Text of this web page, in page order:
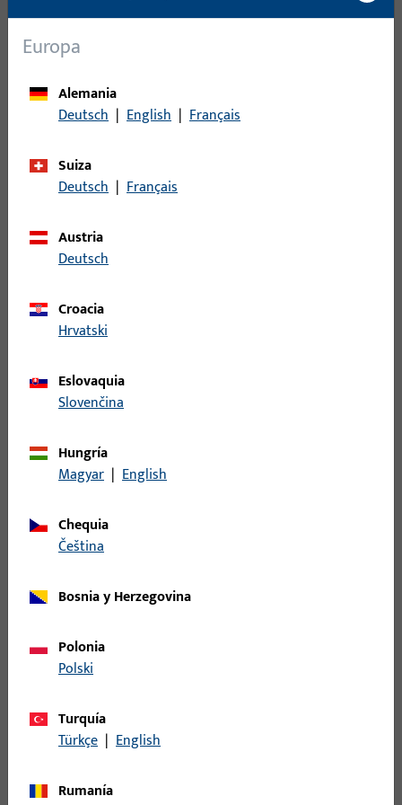
Cerraduras antipánico eléctricas para
puertas de madera y acero (EVP)
estabilidad mecánica con seguridad electrónica y son
ideales para vías de escape y rescate.
Europa
Alemania
Deutsch | English | Français
Suiza
Deutsch | Français
Austria
Deutsch
Croacia
Hrvatski
Eslovaquia
Slovenčina
Hungría
Magyar | English
Chequia
čeština
Bosnia y Herzegovina
Polonia
Polski
Turquía
Türkçe | English
Rumanía